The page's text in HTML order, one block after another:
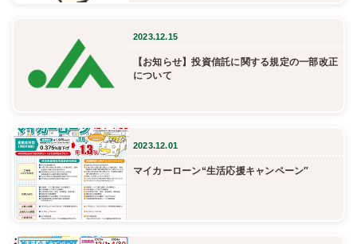
2023.12.15
【お知らせ】投資信託に関する規定の一部改正
について
2023.12.01
マイカーローン“生活応援キャンペーン″